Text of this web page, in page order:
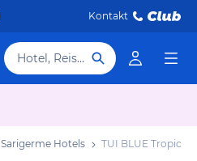
Kontakt
Hotel, Reiseziel
Sarigerme Hotels TUI BLUE Tropical